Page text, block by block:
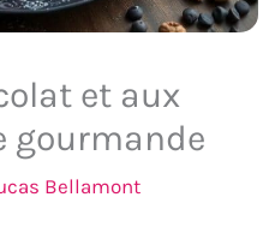
et aux
gourmande
Bellamont